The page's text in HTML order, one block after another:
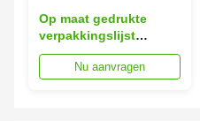
Op maat gedrukte
verpakkingslijst
Enveloppen Logistiek
Verpakkingen Plastic
Nu aanvragen